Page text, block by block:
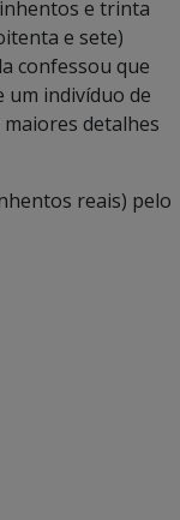
e trinta
e sete)
confessou que
um indivíduo de
maiores detalhes
reais) pelo